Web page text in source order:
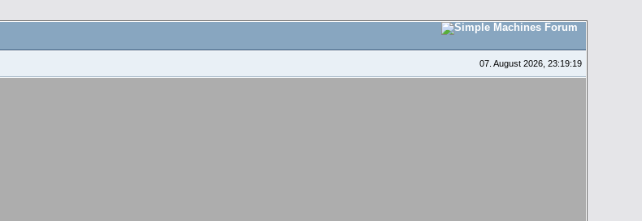
07. August 2026, 23:19:19